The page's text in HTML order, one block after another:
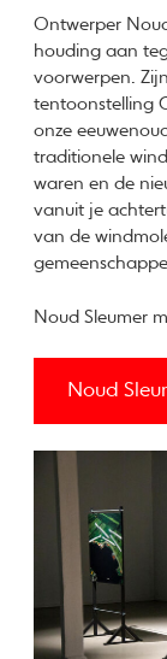
Ontwerper
houding aan
voorwerpen.
tentoonstelling
onze
traditionele
waren en de
vanuit je
van de
Noud Sleumer
Noud